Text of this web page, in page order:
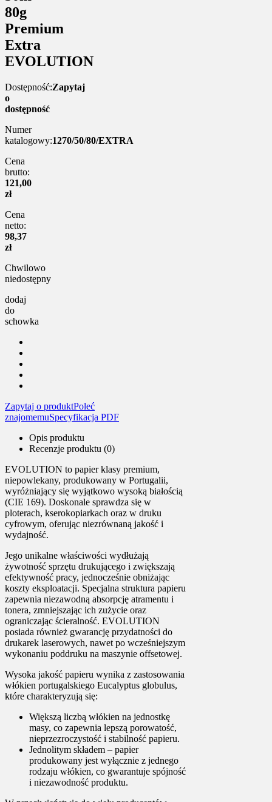
80g
Premium
Extra
EVOLUTION
Dostępność:Zapytaj
o
dostępność
Numer
katalogowy:1270/50/80/EXTRA
Cena
brutto:
121,00
zł
Cena
netto:
98,37
zł
Chwilowo
niedostępny
dodaj
do
schowka
Zapytaj o produktPoleć
znajomemuSpecyfikacja PDF
Opis produktu
Recenzje produktu (0)
EVOLUTION to papier klasy premium,
niepowlekany, produkowany w Portugalii,
wyróżniający się wyjątkowo wysoką białością
(CIE 169). Doskonale sprawdza się w
ploterach, kserokopiarkach oraz w druku
cyfrowym, oferując niezrównaną jakość i
wydajność.
Jego unikalne właściwości wydłużają
żywotność sprzętu drukującego i zwiększają
efektywność pracy, jednocześnie obniżając
koszty eksploatacji. Specjalna struktura papieru
zapewnia niezawodną absorpcję atramentu i
tonera, zmniejszając ich zużycie oraz
ograniczając ścieralność. EVOLUTION
posiada również gwarancję przydatności do
drukarek laserowych, nawet po wcześniejszym
wykonaniu poddruku na maszynie offsetowej.
Wysoka jakość papieru wynika z zastosowania
włókien portugalskiego Eucalyptus globulus,
które charakteryzują się:
Większą liczbą włókien na jednostkę
masy, co zapewnia lepszą porowatość,
nieprzezroczystość i stabilność papieru.
Jednolitym składem – papier
produkowany jest wyłącznie z jednego
rodzaju włókien, co gwarantuje spójność
i niezawodność produktu.